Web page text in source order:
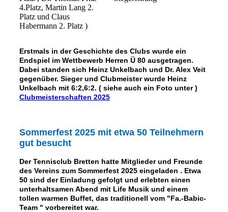
4.Platz, Martin Lang 2.
Platz und Claus
Habermann 2. Platz )
Erstmals in der Geschichte des Clubs wurde ein
Endspiel im Wettbewerb Herren Ü 80 ausgetragen.
Dabei standen sich Heinz Unkelbach und Dr. Alex Veit
gegenüber. Sieger und Clubmeister wurde Heinz
Unkelbach mit 6:2,6:2. ( siehe auch ein Foto unter )
Clubmeisterschaften 2025
Sommerfest 2025 mit etwa 50 Teilnehmern
gut besucht
Der Tennisclub Bretten hatte Mitglieder und Freunde
des Vereins zum Sommerfest 2025 eingeladen . Etwa
50 sind der Einladung gefolgt und erlebten einen
unterhaltsamen Abend mit Life Musik und einem
tollen warmen Buffet, das traditionell vom "Fa.-Babic-
Team " vorbereitet war.